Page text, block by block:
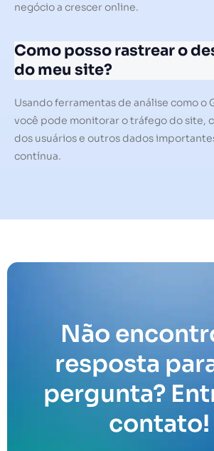
negócio a crescer online.
Como posso rastrear o
do meu site?
Usando ferramentas de análise como o
você pode monitorar o tráfego do site,
dos usuários e outros dados
contínua.
Não
resposta
pergunta?
contato!